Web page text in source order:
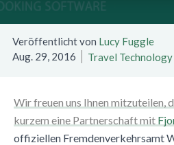
Veröffentlicht von Lucy Fuggle
Aug. 29, 2016
Travel Technology
Wir freuen uns Ihnen mitzuteilen,
kurzem eine Partnerschaft mit
offiziellen Fremdenverkehrsamt